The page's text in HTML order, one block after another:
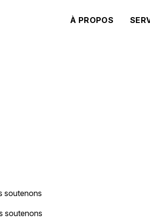
À PROPOS
soutenons
soutenons